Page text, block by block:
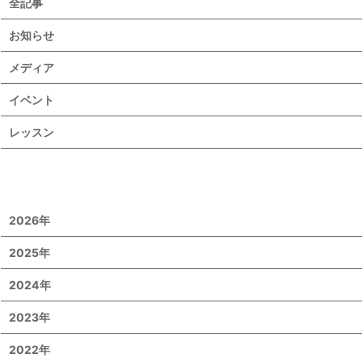
全記事
お知らせ
メディア
イベント
レッスン
2026年
2025年
2024年
2023年
2022年